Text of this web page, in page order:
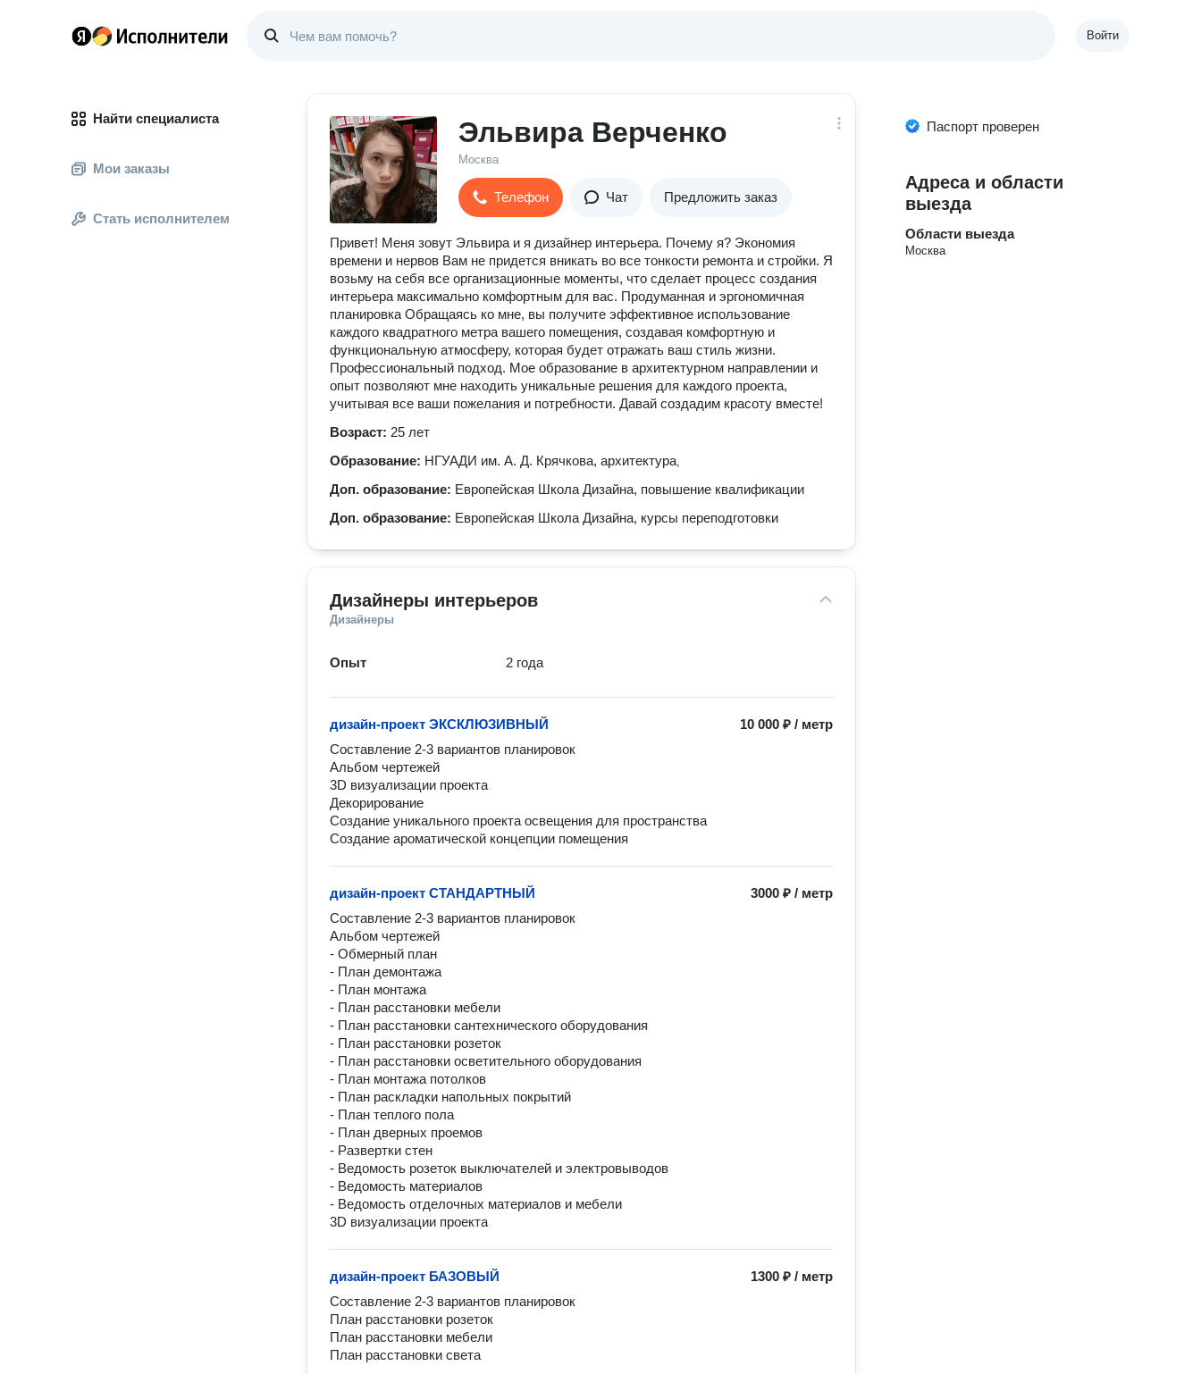
Войти
Найти специалиста
Мои заказы
Стать исполнителем
Эльвира Верченко
Москва
Телефон Чат Предложить заказ
Привет! Меня зовут Эльвира и я дизайнер интерьера. Почему я? Экономия
времени и нервов Вам не придется вникать во все тонкости ремонта и стройки. Я
возьму на себя все организационные моменты, что сделает процесс создания
интерьера максимально комфортным для вас. Продуманная и эргономичная
планировка Обращаясь ко мне, вы получите эффективное использование
каждого квадратного метра вашего помещения, создавая комфортную и
функциональную атмосферу, которая будет отражать ваш стиль жизни.
Профессиональный подход. Мое образование в архитектурном направлении и
опыт позволяют мне находить уникальные решения для каждого проекта,
учитывая все ваши пожелания и потребности. Давай создадим красоту вместе!
Возраст: 25 лет
Образование: НГУАДИ им. А. Д. Крячкова, архитектура,
Доп. образование: Европейская Школа Дизайна, повышение квалификации
Доп. образование: Европейская Школа Дизайна, курсы переподготовки
Дизайнеры интерьеров
Дизайнеры
Опыт 2 года
10 000 ₽ / метр
дизайн-проект ЭКСКЛЮЗИВНЫЙ
Составление 2-3 вариантов планировок
Альбом чертежей
3D визуализации проекта
Декорирование
Создание уникального проекта освещения для пространства
Создание ароматической концепции помещения
3000 ₽ / метр
дизайн-проект СТАНДАРТНЫЙ
Составление 2-3 вариантов планировок
Альбом чертежей
- Обмерный план
- План демонтажа
- План монтажа
- План расстановки мебели
- План расстановки сантехнического оборудования
- План расстановки розеток
- План расстановки осветительного оборудования
- План монтажа потолков
- План раскладки напольных покрытий
- План теплого пола
- План дверных проемов
- Развертки стен
- Ведомость розеток выключателей и электровыводов
- Ведомость материалов
- Ведомость отделочных материалов и мебели
3D визуализации проекта
1300 ₽ / метр
дизайн-проект БАЗОВЫЙ
Составление 2-3 вариантов планировок
План расстановки розеток
План расстановки мебели
План расстановки света
Паспорт проверен
Адреса и области
выезда
Области выезда
Москва